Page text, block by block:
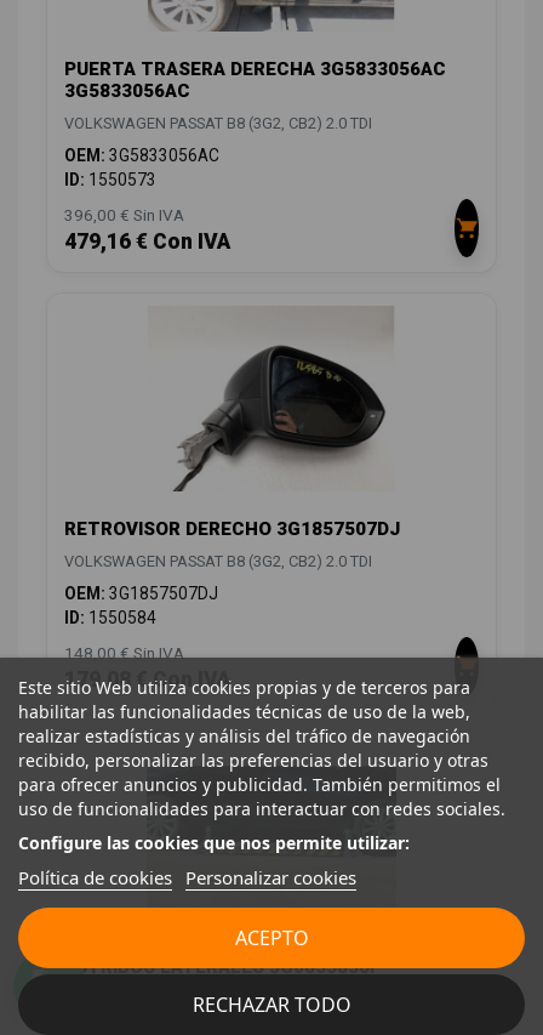
PUERTA TRASERA DERECHA 3G5833056AC
3G5833056AC
VOLKSWAGEN PASSAT B8 (3G2, CB2) 2.0 TDI
OEM: 3G5833056AC
ID: 1550573
396,00 € Sin IVA
479,16 € Con IVA
RETROVISOR DERECHO 3G1857507DJ
VOLKSWAGEN PASSAT B8 (3G2, CB2) 2.0 TDI
OEM: 3G1857507DJ
ID: 1550584
148,00 € Sin IVA
179,08 € Con IVA
ESTRIBOS LATERALES 3G0853858F
Este sitio Web utiliza cookies propias y de terceros para
habilitar las funcionalidades técnicas de uso de la web,
realizar estadísticas y análisis del tráfico de navegación
recibido, personalizar las preferencias del usuario y otras
para ofrecer anuncios y publicidad. También permitimos el
uso de funcionalidades para interactuar con redes sociales.
Configure las cookies que nos permite utilizar:
Política de cookies Personalizar cookies
RECHAZAR TODO
ACEPTO